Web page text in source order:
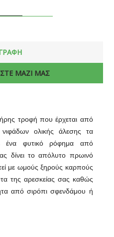
ΜΑΖΙ ΜΑΣ
τροφή που έρχεται από
νιφάδων ολικής άλεσης τα
ένα φυτικό ρόφημα από
δίνει το απόλυτο πρωινό
με ωμούς ξηρούς καρπούς
της αρεσκείας σας καθώς
από σιρόπι σφενδάμου ή